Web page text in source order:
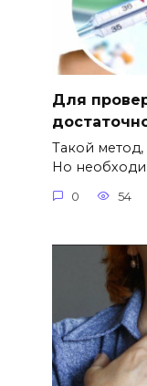
Для
Такой метод,
Но
0 54